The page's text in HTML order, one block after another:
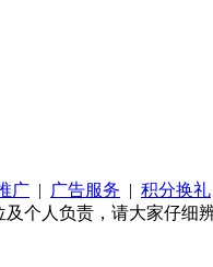
广 | 广告服务 | 积分换礼
个人负责，请大家仔细